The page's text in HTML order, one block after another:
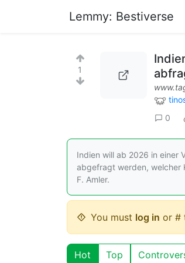
Lemmy: Bestiverse
1
0
Indien will ab 2026 in einer
abgefragt werden, welcher
F. Amler.
You must log in or #
Hot Top